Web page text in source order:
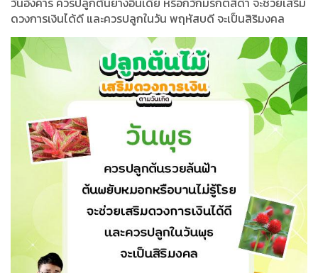
ดวงการเงินได้ดี และควรปลูกในวัน พฤหัสบดี จะเป็นสิริมงคล